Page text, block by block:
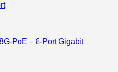
PoE – 8-Port Gigabit